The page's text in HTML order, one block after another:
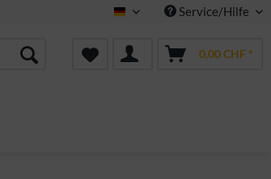
Deutsch Service/Hilfe
0,00 CHF *